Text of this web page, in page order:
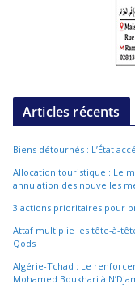
Articles récents
Biens détournés : L’État
Allocation touristique : Le
annulation des nouvelles
3 actions prioritaires pour
Attaf multiplie les tête-à-
Qods
Algérie-Tchad : Le
Mohamed Boukhari à